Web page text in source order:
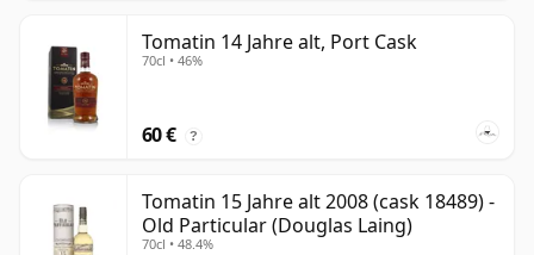
Tomatin 14 Jahre alt, Port Cask
70cl • 46%
60 € ?
Tomatin 15 Jahre alt 2008 (cask 18489) -
Old Particular (Douglas Laing)
70cl • 48.4%